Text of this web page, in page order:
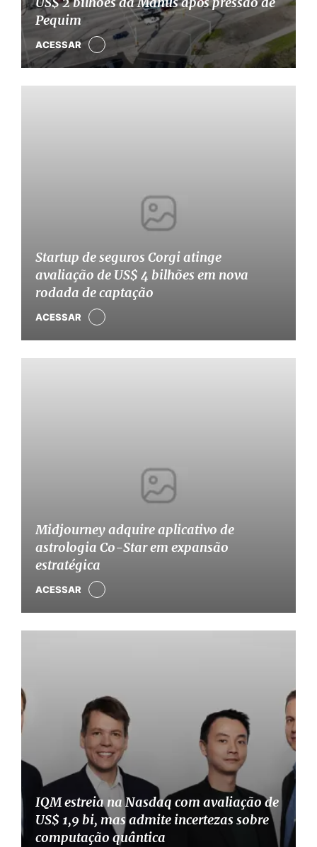
Pequim
ACESSAR
Startup de seguros Corgi atinge
avaliação de US$ 4 bilhões em nova
rodada de captação
ACESSAR
Midjourney adquire aplicativo de
astrologia Co-Star em expansão
estratégica
ACESSAR
IQM estreia na Nasdaq com avaliação de
US$ 1,9 bi, mas admite incertezas sobre
computação quântica